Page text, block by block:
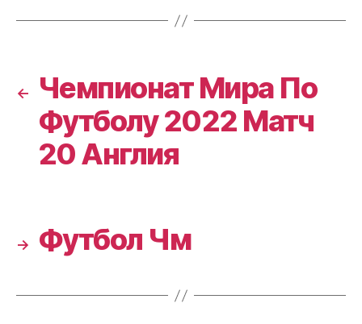
←
Чемпионат Мира По
Футболу 2022 Матч
20 Англия
→ Футбол Чм